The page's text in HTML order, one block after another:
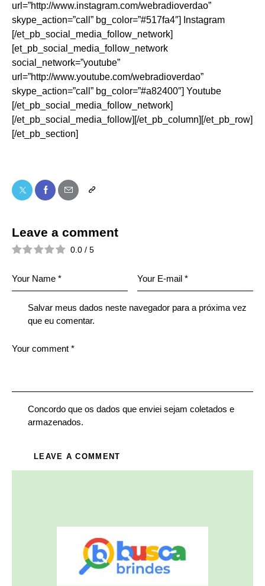
url=”http://www.instagram.com/webradioverdao”
skype_action=”call” bg_color=”#517fa4″] Instagram
[/et_pb_social_media_follow_network]
[et_pb_social_media_follow_network
social_network=”youtube”
url=”http://www.youtube.com/webradioverdao”
skype_action=”call” bg_color=”#a82400″] Youtube
[/et_pb_social_media_follow_network]
[/et_pb_social_media_follow][/et_pb_column][/et_pb_row]
[/et_pb_section]
Leave a comment
0.0 / 5
Salvar meus dados neste navegador para a próxima vez
que eu comentar.
Concordo que os dados que enviei sejam coletados e
armazenados.